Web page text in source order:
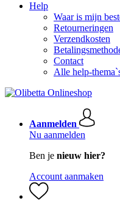
Help
Waar is mijn
Retourneringen
Verzendkosten
Contact
Alle help-
Aanmelden
Nu aanmelden
Ben je nieuw hier?
Account aanmaken